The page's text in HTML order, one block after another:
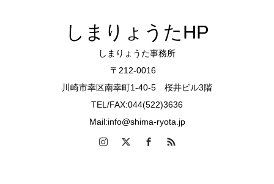
しまりょうたHP
しまりょうた事務所
〒212-0016
川崎市幸区南幸町1-40-5 桜井ビル3階
TEL/FAX:044(522)3636
Mail:info@shima-ryota.jp